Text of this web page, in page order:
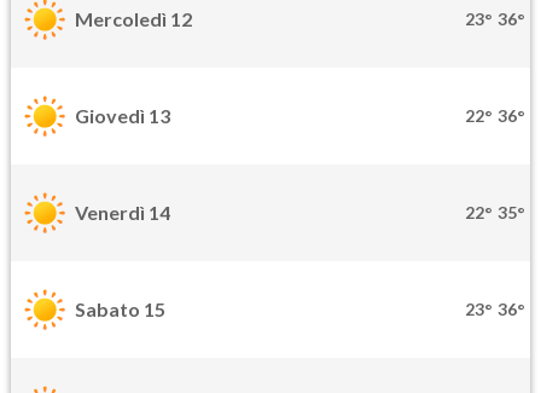
Mercoledì 12 23° 36°
Giovedì 13 22° 36°
Venerdì 14 22° 35°
Sabato 15 23° 36°